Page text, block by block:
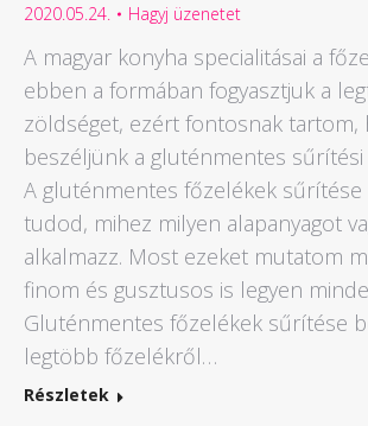
2020.05.24.
Hagyj üzenetet
A magyar konyha specialitásai a
ebben a formában fogyasztjuk a
zöldséget, ezért fontosnak tartom,
beszéljünk a gluténmentes
A gluténmentes főzelékek sűrítése
tudod, mihez milyen alapanyagot
alkalmazz. Most ezeket mutatom
finom és gusztusos is legyen
Gluténmentes főzelékek sűrítése
legtöbb főzelékről…
Részletek